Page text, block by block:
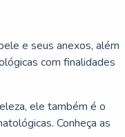
e seus anexos, além
com finalidades
ele também é o
Conheça as